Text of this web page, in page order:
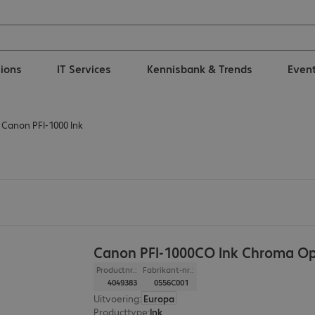
IT Services Kennisbank & Trends
Canon PFI-1000 Ink
Canon PFI-1000CO Ink Chroma
Productnr.:
4049383
Fabrikant-nr.:
0556C001
Uitvoering: Europa
Producttype:Ink